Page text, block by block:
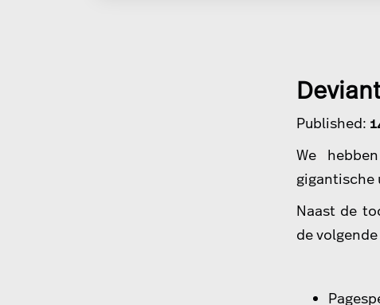
Published:
We
gigantische
Naast de
de